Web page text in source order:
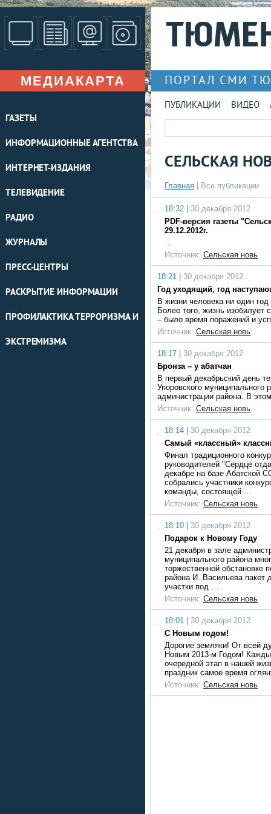
МЕДИАКАРТА
ГАЗЕТЫ
ИНФОРМАЦИОННЫЕ АГЕНТСТВА
ИНТЕРНЕТ-ИЗДАНИЯ
ТЕЛЕВИДЕНИЕ
РАДИО
ЖУРНАЛЫ
ПРЕСС-ЦЕНТРЫ
РАСКРЫТИЕ ИНФОРМАЦИИ
ПРОФИЛАКТИКА ТЕРРОРИЗМА И
ЭКСТРЕМИЗМА
ПОРТАЛ СМИ
ПУБЛИКАЦИИ ВИДЕО
СЕЛЬСКАЯ
Главная Все публикации
18:32 |
30 декабря 2012
PDF-версия газеты
29.12.2012г.
…
Источник: Сельская новь
18:21 |
30 декабря 2012
Год уходящий, год
В жизни человека ни один
Более того, жизнь
– было время поражений и
Источник: Сельская новь
18:17 |
30 декабря 2012
Бронза – у абатчан
В первый декабрьский день
Упоровского муниципального
администрации района. В
Источник: Сельская новь
18:14 |
30 декабря 2012
Самый «классный»
Финал традиционного
руководителей "Сердце
декабре на базе Абатской
собрались участники
команды, состоящей …
Источник: Сельская новь
18:10 |
30 декабря 2012
Подарок к Новому Году
21 декабря в зале
муниципального района
торжественной обстановке
района И. Васильева пакет
участки под …
Источник: Сельская новь
18:01 |
30 декабря 2012
С Новым годом!
Дорогие земляки! От всей
Новым 2013-м Годом!
очередной этап в нашей
праздник самое время
Источник: Сельская новь